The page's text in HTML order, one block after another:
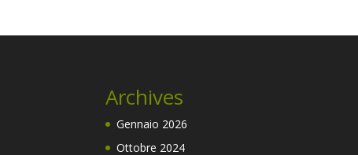
Archives
Gennaio 2026
Ottobre 2024